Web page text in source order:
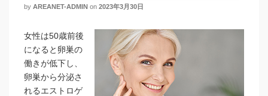
by AREANET-ADMIN on 2023年3月30日
女性は50歳前後
になると卵巣の
働きが低下し、
卵巣から分泌さ
れるエストロゲ